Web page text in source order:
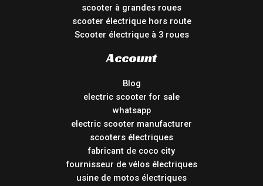
scooter à grandes roues
scooter électrique hors route
Scooter électrique à 3 roues
Account
Blog
electric scooter for sale
whatsapp
electric scooter manufacturer
scooters électriques
fabricant de coco city
fournisseur de vélos électriques
usine de motos électriques